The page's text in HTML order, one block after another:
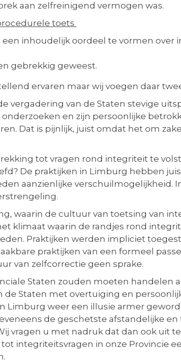
aan zelfreinigend vermogen was.
toets
inhoudelijk oordeel te vormen over
gebrekkig geweest.
ervaren maar wij voegen daar
vergadering van de Staten stevige
en zijn persoonlijke
Dat is pijnlijk, juist omdat het om
tot vragen rond integriteit te
De praktijken in Limburg hebben
aanzienlijke verschuilmogelijkheid.
waarin de cultuur van toetsing van
klimaat waarin de randjes rond
Praktijken werden impliciet
praktijken van een formeel
van zelfcorrectie geen sprake.
Staten zouden moeten handelen
de Staten met overtuiging en
Limburg weer een illusie armer
de geschetste afstandelijke
vragen u met nadruk dat dan ook uit
integriteitsvragen in onze Provincie